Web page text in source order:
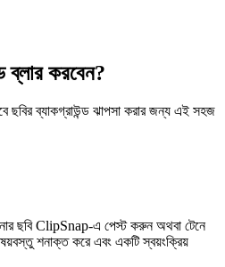
ব্লার করবেন?
ছবির ব্যাকগ্রাউন্ড ঝাপসা করার জন্য এই সহজ
ছবি ClipSnap-এ পেস্ট করুন অথবা টেনে
শনাক্ত করে এবং একটি স্বয়ংক্রিয়